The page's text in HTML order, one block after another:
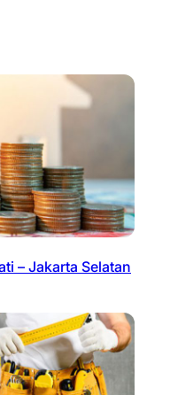
– Jakarta Selatan